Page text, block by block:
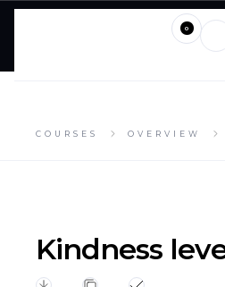
0
Kindness
COURSES OVERVIEW